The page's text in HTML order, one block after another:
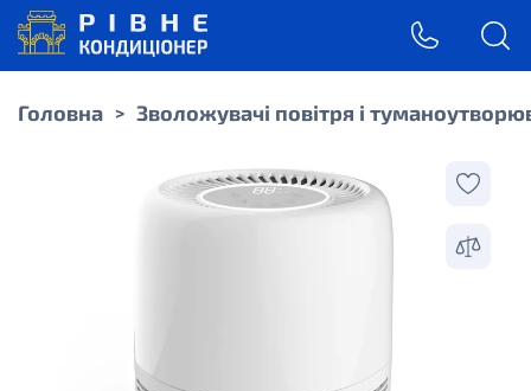
Головна > Зволожувачі повітря і